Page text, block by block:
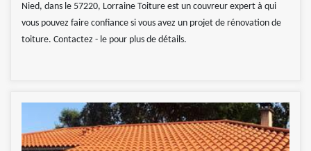
Nied, dans le 57220, Lorraine Toiture est un couvreur expert à qui
vous pouvez faire confiance si vous avez un projet de rénovation de
toiture. Contactez - le pour plus de détails.